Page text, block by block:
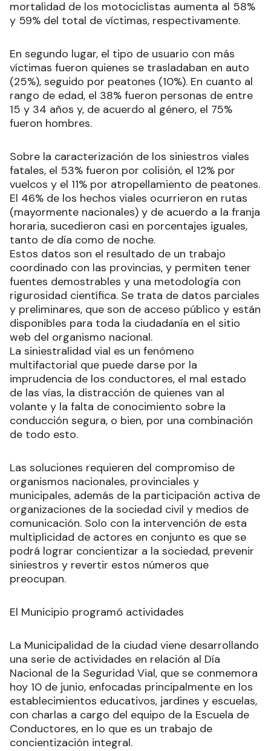
mortalidad de los motociclistas aumenta al 58%
y 59% del total de víctimas, respectivamente.
En segundo lugar, el tipo de usuario con más
víctimas fueron quienes se trasladaban en auto
(25%), seguido por peatones (10%). En cuanto al
rango de edad, el 38% fueron personas de entre
15 y 34 años y, de acuerdo al género, el 75%
fueron hombres.
Sobre la caracterización de los siniestros viales
fatales, el 53% fueron por colisión, el 12% por
vuelcos y el 11% por atropellamiento de peatones.
El 46% de los hechos viales ocurrieron en rutas
(mayormente nacionales) y de acuerdo a la franja
horaria, sucedieron casi en porcentajes iguales,
tanto de día como de noche.
Estos datos son el resultado de un trabajo
coordinado con las provincias, y permiten tener
fuentes demostrables y una metodología con
rigurosidad científica. Se trata de datos parciales
y preliminares, que son de acceso público y están
disponibles para toda la ciudadanía en el sitio
web del organismo nacional.
La siniestralidad vial es un fenómeno
multifactorial que puede darse por la
imprudencia de los conductores, el mal estado
de las vías, la distracción de quienes van al
volante y la falta de conocimiento sobre la
conducción segura, o bien, por una combinación
de todo esto.
Las soluciones requieren del compromiso de
organismos nacionales, provinciales y
municipales, además de la participación activa de
organizaciones de la sociedad civil y medios de
comunicación. Solo con la intervención de esta
multiplicidad de actores en conjunto es que se
podrá lograr concientizar a la sociedad, prevenir
siniestros y revertir estos números que
preocupan.
El Municipio programó actividades
La Municipalidad de la ciudad viene desarrollando
una serie de actividades en relación al Día
Nacional de la Seguridad Vial, que se conmemora
hoy 10 de junio, enfocadas principalmente en los
establecimientos educativos, jardines y escuelas,
con charlas a cargo del equipo de la Escuela de
Conductores, en lo que es un trabajo de
concientización integral.